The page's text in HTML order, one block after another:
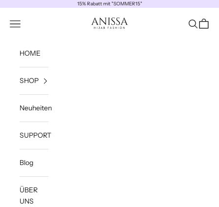
15% Rabatt mit "SOMMER15"
ANISSA
Navigationsmenü öffnen Suche
HOME
SHOP
Neuheiten
SUPPORT
Blog
ÜBER
UNS